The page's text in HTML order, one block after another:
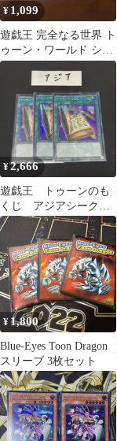
¥ 1,099
遊戯王 完全なる世界 ト
ゥーン・ワールド シー
クレットレア
¥2,666
遊戯王 トゥーンのも
くじ アジアシークレ
ット 3枚
¥ 1,800
Blue-Eyes Toon Dragon
スリーブ 3枚セット